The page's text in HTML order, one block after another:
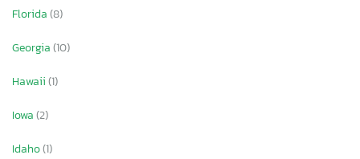
Florida(8)
Georgia(10)
Hawaii(1)
Iowa(2)
Idaho(1)